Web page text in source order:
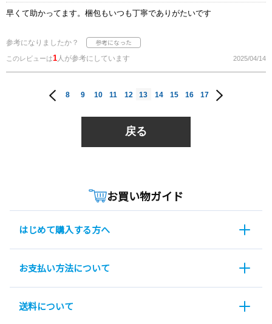
早くて助かってます。梱包もいつも丁寧でありがたいです
参考になりましたか？
このレビューは1人が参考にしています 2025/04/14
8 9 10 11 12 13 14 15 16 17
戻る
お買い物ガイド
はじめて購入する方へ
お支払い方法について
送料について